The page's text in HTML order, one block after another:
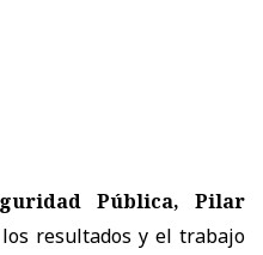
Pública, Pilar
resultados y el trabajo